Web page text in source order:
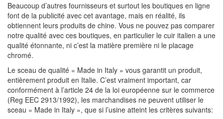
Beaucoup d’autres fournisseurs et surtout les boutiques en ligne
font de la publicité avec cet avantage, mais en réalité, ils
obtiennent leurs produits de chine. Vous ne pouvez pas comparer
notre qualité avec ces boutiques, en particulier le cuir italien a une
qualité étonnante, ni c’est la matière première ni le placage
chromé.
Le sceau de qualité « Made in Italy » vous garantit un produit,
entièrement produit en Italie. C’est vraiment important, car
conformément à l’article 24 de la loi européenne sur le commerce
(Reg EEC 2913/1992), les marchandises ne peuvent utiliser le
sceau « Made in Italy », que si l’usine atteint les critères suivants: